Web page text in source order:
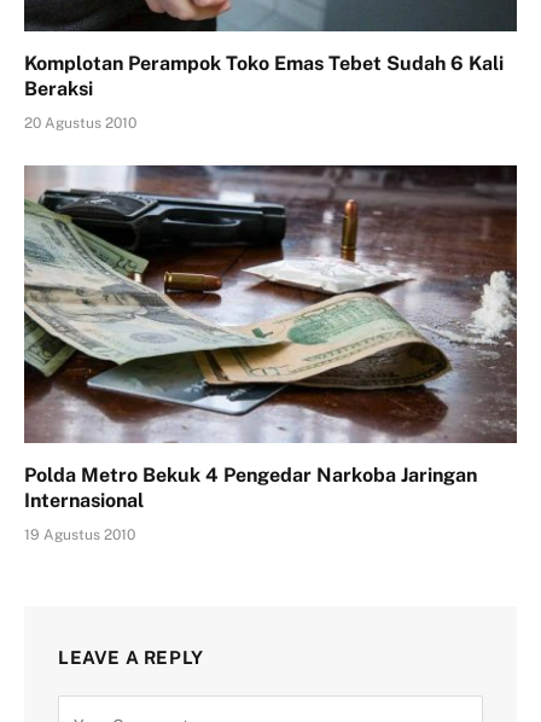
Komplotan Perampok Toko Emas Tebet Sudah 6 Kali
Beraksi
20 Agustus 2010
Polda Metro Bekuk 4 Pengedar Narkoba Jaringan
Internasional
19 Agustus 2010
LEAVE A REPLY